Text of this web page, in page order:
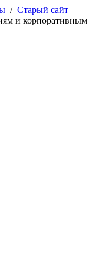
/ Старый сайт
и корпоративным